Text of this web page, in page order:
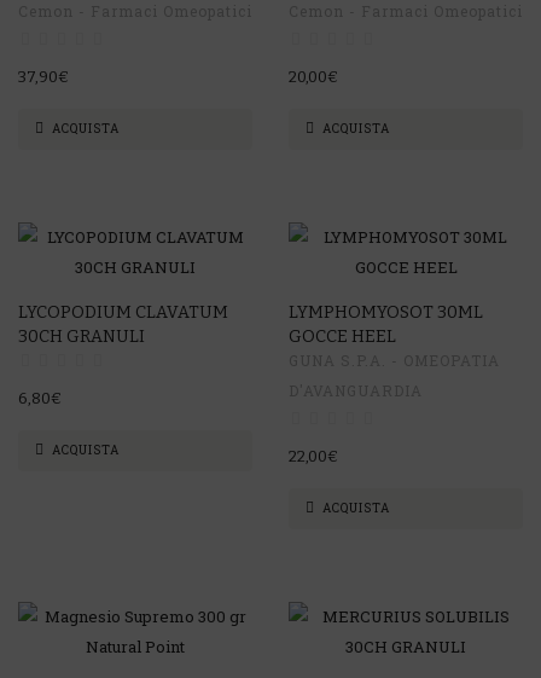
37,90€
ACQUISTA
20,00€
ACQUISTA
LYCOPODIUM CLAVATUM
30CH GRANULI
6,80€
ACQUISTA
LYMPHOMYOSOT 30ML
GOCCE HEEL
22,00€
ACQUISTA